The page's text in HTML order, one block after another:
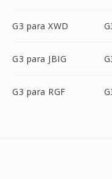
G3 para XWD
G3 para JBIG
G3 para RGF